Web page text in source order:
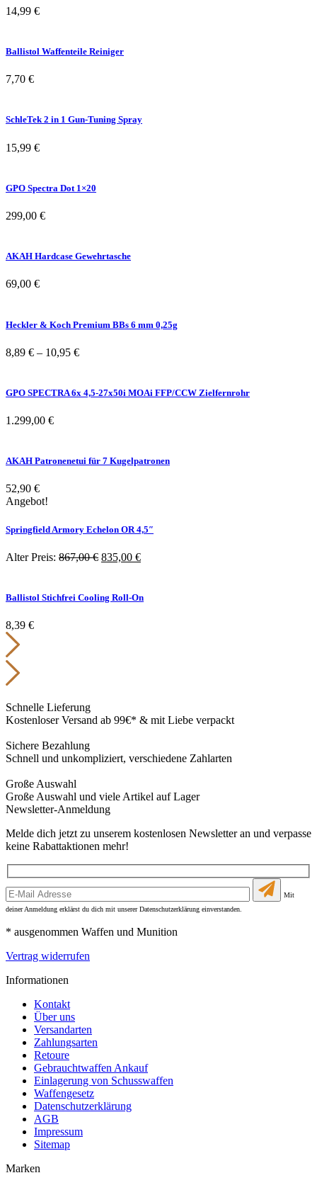
14,99 €
Ballistol Waffenteile Reiniger
7,70 €
SchleTek 2 in 1 Gun-Tuning Spray
15,99 €
GPO Spectra Dot 1×20
299,00 €
AKAH Hardcase Gewehrtasche
69,00 €
Heckler & Koch Premium BBs 6 mm 0,25g
8,89 € – 10,95 €
GPO SPECTRA 6x 4,5-27x50i MOAi FFP/CCW Zielfernrohr
1.299,00 €
AKAH Patronenetui für 7 Kugelpatronen
52,90 €
Angebot!
Springfield Armory Echelon OR 4,5″
Alter Preis: 867,00€ Ursprünglicher
867,00 €
835,00 €Aktueller
835,00 €.
Ballistol Stichfrei Cooling Roll-On
8,39 €
Schnelle Lieferung
Kostenloser Versand ab 99€* & mit Liebe verpackt
Sichere Bezahlung
Schnell und unkompliziert, verschiedene Zahlarten
Große Auswahl
Große Auswahl und viele Artikel auf Lager
Newsletter-Anmeldung
Melde dich jetzt zu unserem kostenlosen Newsletter an und verpasse
keine Rabattaktionen mehr!
Mit
deiner Anmeldung erklärst du dich mit unserer Datenschutzerklärung einverstanden.
* ausgenommen Waffen und Munition
Vertrag widerrufen
Informationen
Kontakt
Über uns
Versandarten
Zahlungsarten
Retoure
Gebrauchtwaffen Ankauf
Einlagerung von Schusswaffen
Waffengesetz
Datenschutzerklärung
AGB
Impressum
Sitemap
Marken